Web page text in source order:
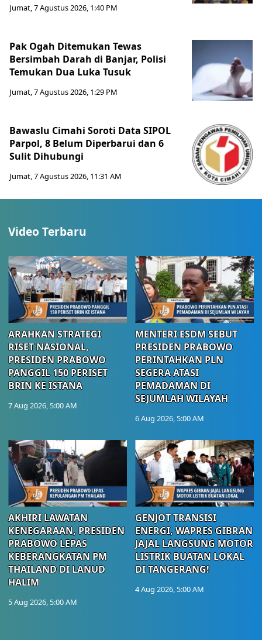
Jumat, 7 Agustus 2026, 1:40 PM
Pak Ogah Ditemukan Tewas
Bersimbah Darah di Banjar, Polisi
Temukan Dua Luka Tusuk
Jumat, 7 Agustus 2026, 1:29 PM
Bawaslu Cimahi Soroti Data SIPOL
Parpol, 8 Belum Diperbarui dan 6
Sulit Dihubungi
Jumat, 7 Agustus 2026, 11:31 AM
Video Terbaru
ARAHKAN STRATEGI
RISET NASIONAL,
PRESIDEN PRABOWO
PANGGIL 150 PERISET
BRIN KE ISTANA
7 Aug 2026, 5:00 AM
MENTERI ESDM SEBUT
PRESIDEN PRABOWO
PERINTAHKAN PLN
SEGERA ATASI
PEMADAMAN DI
SEJUMLAH WILAYAH
6 Aug 2026, 5:00 AM
AKHIRI LAWATAN
KENEGARAAN, PRESIDEN
PRABOWO LEPAS
KEBERANGKATAN PM
THAILAND DI LANUD
HALIM
5 Aug 2026, 5:00 AM
GENJOT TRANSISI
ENERGI, WAPRES GIBRAN
JAJAL LANGSUNG MOTOR
LISTRIK BUATAN LOKAL
DI TANGERANG!
4 Aug 2026, 5:00 AM